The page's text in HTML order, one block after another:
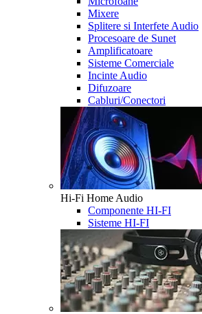
Mixere
Splitere si Interfete Audio
Procesoare de Sunet
Amplificatoare
Sisteme Comerciale
Incinte Audio
Difuzoare
Cabluri/Conectori
Hi-Fi Home Audio
Componente HI-FI
Sisteme HI-FI